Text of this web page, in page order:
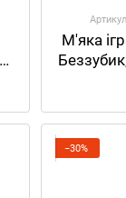
М'яка
−30%